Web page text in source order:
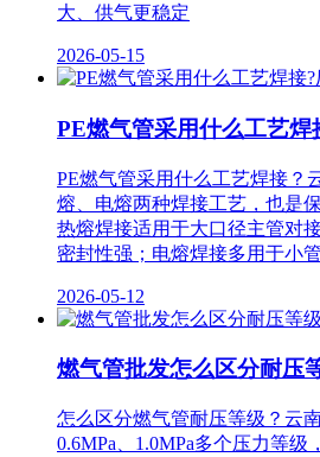
大、供气更稳定
2026-05-15
PE燃气管采用什么工艺
PE燃气管采用什么工艺焊接？
熔、电熔两种焊接工艺，也是
热熔焊接适用于大口径主管对
密封性强；电熔焊接多用于小
2026-05-12
燃气管批发怎么区分耐压
怎么区分燃气管耐压等级？云南
0.6MPa、1.0MPa多个压力等